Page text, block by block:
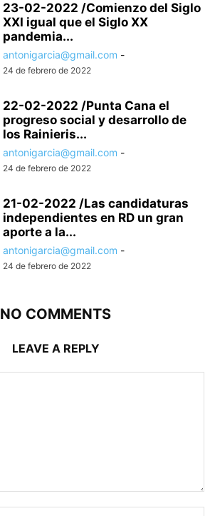
23-02-2022 /Comienzo del Siglo
XXI igual que el Siglo XX
pandemia...
antonigarcia@gmail.com -
24 de febrero de 2022
22-02-2022 /Punta Cana el
progreso social y desarrollo de
los Rainieris...
antonigarcia@gmail.com -
24 de febrero de 2022
21-02-2022 /Las candidaturas
independientes en RD un gran
aporte a la...
antonigarcia@gmail.com -
24 de febrero de 2022
NO COMMENTS
LEAVE A REPLY